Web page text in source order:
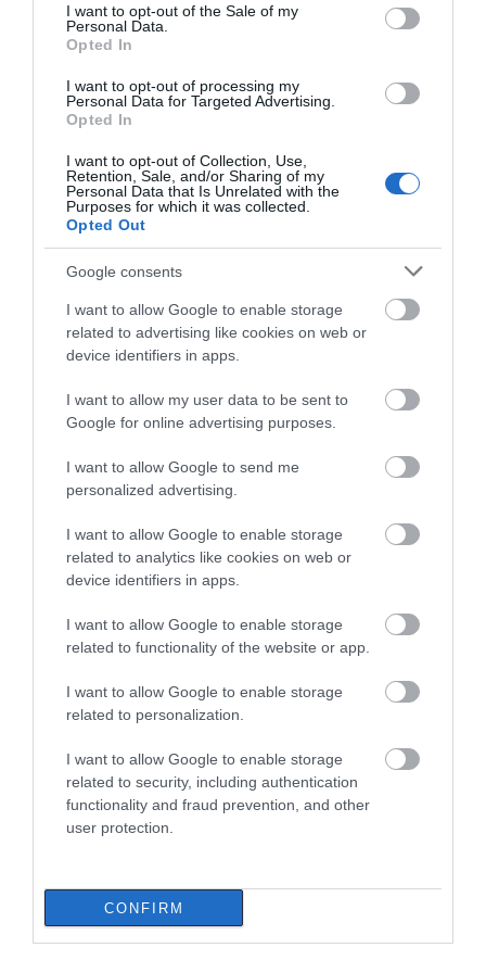
consent section.
I want to opt-out of the Sale of my
Personal Data.
Opted In
I want to opt-out of processing my
Personal Data for Targeted Advertising.
Opted In
I want to opt-out of Collection, Use,
Retention, Sale, and/or Sharing of my
Personal Data that Is Unrelated with the
Purposes for which it was collected.
Opted Out
Google consents
I want to allow Google to enable storage
related to advertising like cookies on web or
device identifiers in apps.
I want to allow my user data to be sent to
Google for online advertising purposes.
I want to allow Google to send me
personalized advertising.
I want to allow Google to enable storage
related to analytics like cookies on web or
device identifiers in apps.
I want to allow Google to enable storage
related to functionality of the website or app.
I want to allow Google to enable storage
related to personalization.
I want to allow Google to enable storage
related to security, including authentication
functionality and fraud prevention, and other
user protection.
CONFIRM
Καλοκαίρι στην Εύβοια: Πώς οι
το χωριό τους!
06.08.2026 | 09:30
Χωρίς νερό σήμερα αυτές οι
περιοχές της Εύβοιας
06.08.2026 | 09:15
Ποιες περιοχές θα έχουν σήμερα
Εύβοια
Εύβοια τώρα διακοπή νερού σε
αυτή την περιοχή της Αμαρύνθου
σήμερα, Πέμπτη 6 Αυγούστου
06.08.2026 | 08:30
Καιρός: Ανεβαίνει από σήμερα ο
υδράργυρος στην Εύβοια!
06.08.2026 | 08:15
Εύβοια: Δείτε τι ανακοινώθηκε –
Προσοχή
06.08.2026 | 08:00
– Νέο ασθενοφόρο στον τομέα
05.08.2026 | 22:00
Όλες οι τελευταίες ειδήσεις
ΠΕΡΙΣΣΟΤΕΡΑ ΑΠΟ ΑΘΛΗΤΙΚΑ
αγιασμό ο
Μητροπολίτης – Η
κίνηση του κ.
γήπεδο που συγκίνησε
Ευρώπη: Οι αντίπαλοι
Παναθηναϊκού και
ΠΑΟΚ στα